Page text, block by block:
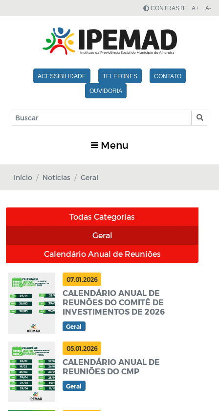
ACESSIBILIDADE TELEFONES CONTATO
OUVIDORIA
CONTRASTE A+ A-
Menu
Início Notícias Geral
Todas Categorias
Geral
Calendário Anual de Reuniões
07.01.2026
CALENDÁRIO ANUAL DE
REUNÕES DO COMITÊ DE
INVESTIMENTOS DE 2026
Geral
05.01.2026
CALENDÁRIO ANUAL DE
REUNIÕES DO CMP
Geral